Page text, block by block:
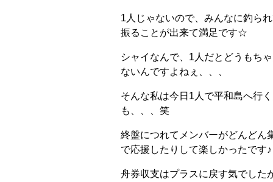
1人じゃないので、みんなに釣ら
振ることが出来て満足です☆
シャイなんで、1人だとどうもち
ないんですよねぇ、、、
そんな私は今日1人で平和島へ行
も、、、笑
終盤につれてメンバーがどんどん
で応援したりして楽しかったです♪
舟券収支はプラスに戻す気でした